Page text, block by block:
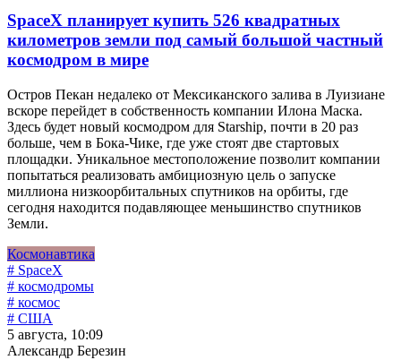
SpaceX планирует купить 526 квадратных
километров земли под самый большой частный
космодром в мире
Остров Пекан недалеко от Мексиканского залива в Луизиане
вскоре перейдет в собственность компании Илона Маска.
Здесь будет новый космодром для Starship, почти в 20 раз
больше, чем в Бока-Чике, где уже стоят две стартовых
площадки. Уникальное местоположение позволит компании
попытаться реализовать амбициозную цель о запуске
миллиона низкоорбитальных спутников на орбиты, где
сегодня находится подавляющее меньшинство спутников
Земли.
Космонавтика
# SpaceX
# космодромы
# космос
# США
5 августа, 10:09
Александр Березин